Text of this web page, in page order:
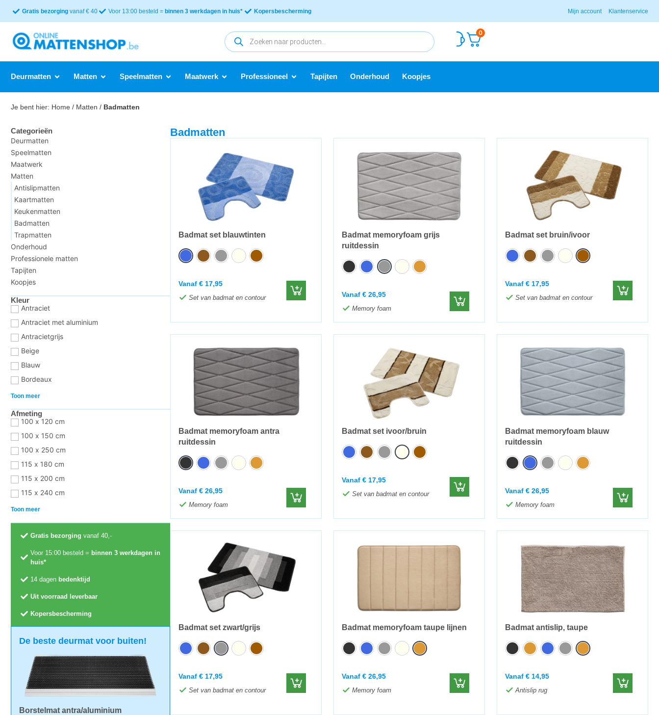
Gratis bezorging vanaf € 40 Voor 13:00 besteld = binnen 3 werkdagen in huis* Kopersbescherming Mijn account Klantenservice
0
Deurmatten Matten Speelmatten Maatwerk Professioneel Tapijten Onderhoud Koopjes
Je bent hier: Home / Matten / Badmatten
Categorieën
Deurmatten
Speelmatten
Maatwerk
Matten
Antislipmatten
Kaartmatten
Keukenmatten
Badmatten
Trapmatten
Onderhoud
Professionele matten
Tapijten
Koopjes
Kleur
Antraciet
Antraciet met aluminium
Antracietgrijs
Beige
Blauw
Bordeaux
Toon meer
Afmeting
100 x 120 cm
100 x 150 cm
100 x 250 cm
115 x 180 cm
115 x 200 cm
115 x 240 cm
Toon meer
Gratis bezorging vanaf 40,-
Voor 15:00 besteld = binnen 3 werkdagen in
huis*
14 dagen bedenktijd
Uit voorraad leverbaar
Kopersbescherming
De beste deurmat voor buiten!
Borstelmat antra/aluminium
Badmatten
Badmat set blauwtinten
Vanaf € 17,95
Set van badmat en contour
Badmat memoryfoam grijs
ruitdessin
Vanaf € 26,95
Memory foam
Badmat set bruin/ivoor
Vanaf € 17,95
Set van badmat en contour
Badmat memoryfoam antra
ruitdessin
Vanaf € 26,95
Memory foam
Badmat set ivoor/bruin
Vanaf € 17,95
Set van badmat en contour
Badmat memoryfoam blauw
ruitdessin
Vanaf € 26,95
Memory foam
Badmat set zwart/grijs
Vanaf € 17,95
Set van badmat en contour
Badmat memoryfoam taupe lijnen
Vanaf € 26,95
Memory foam
Badmat antislip, taupe
Vanaf € 14,95
Antislip rug